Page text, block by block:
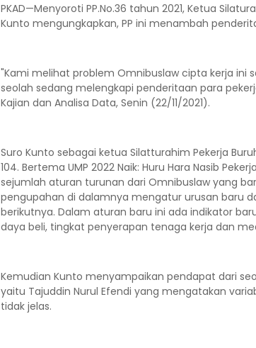
PKAD—Menyoroti PP.No.36 tahun 2021, Ketua
Kunto mengungkapkan, PP ini menambah
"Kami melihat problem Omnibuslaw cipta kerja ini
seolah sedang melengkapi penderitaan para
Kajian dan Analisa Data, Senin (22/11/2021).
Suro Kunto sebagai ketua Silatturahim Pekerja
104. Bertema UMP 2022 Naik: Huru Hara Nasib
sejumlah aturan turunan dari Omnibuslaw yang
pengupahan di dalamnya mengatur urusan baru
berikutnya. Dalam aturan baru ini ada indikator
daya beli, tingkat penyerapan tenaga kerja dan
Kemudian Kunto menyampaikan pendapat dari
yaitu Tajuddin Nurul Efendi yang mengatakan
tidak jelas.